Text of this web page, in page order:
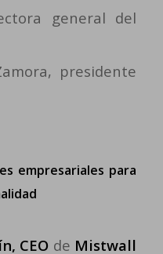
general del
presidente
empresariales para
CEO de Mistwall